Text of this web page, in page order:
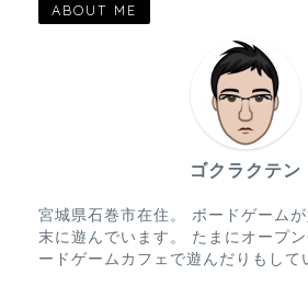
ABOUT ME
ゴクラクテン
宮城県石巻市在住。 ボードゲーム
末に遊んでいます。 たまにオープ
ードゲームカフェで遊んだりもして